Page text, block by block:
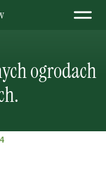
ogrodach